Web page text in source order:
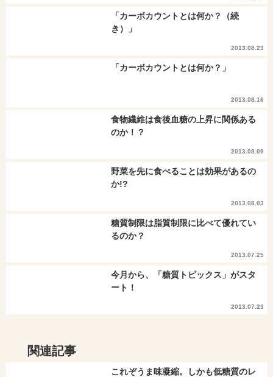
「カーボカウントとは何か？（続
き）」
2013.08.23
「カーボカウントとは何か？」
2013.08.16
食物繊維は食後血糖の上昇に関係ある
のか！？
2013.08.09
野菜を先に食べることは効果があるの
か!?
2013.08.03
糖質制限は脂質制限に比べて優れてい
るのか？
2013.07.25
今月から、「糖質トピックス」がスタ
ート！
2013.07.23
関連記事
これぞうま味凝縮。しかも低糖質のレ